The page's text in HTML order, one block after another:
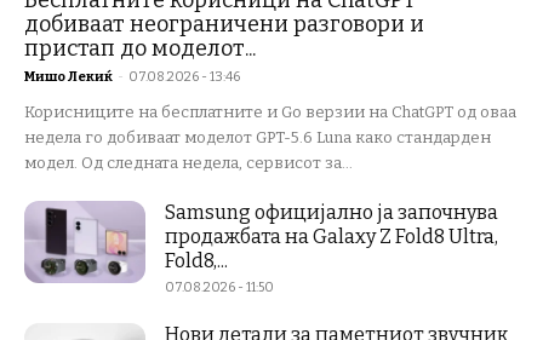
добиваат неограничени разговори и
пристап до моделот...
Мишо Лекиќ - 07.08.2026 - 13:46
Корисниците на бесплатните и Go верзии на ChatGPT од оваа
недела го добиваат моделот GPT-5.6 Luna како стандарден
модел. Од следната недела, сервисот за...
Samsung официјално ја започнува
продажбата на Galaxy Z Fold8 Ultra,
Fold8,...
07.08.2026 - 11:50
Нови детали за паметниот звучник